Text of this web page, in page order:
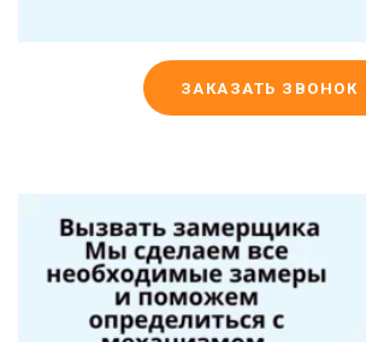
ЗАКАЗАТЬ ЗВОНОК